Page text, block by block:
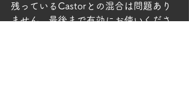
残っているCastorとの混合は問題あり
ません。最後まで有効にお使いくださ